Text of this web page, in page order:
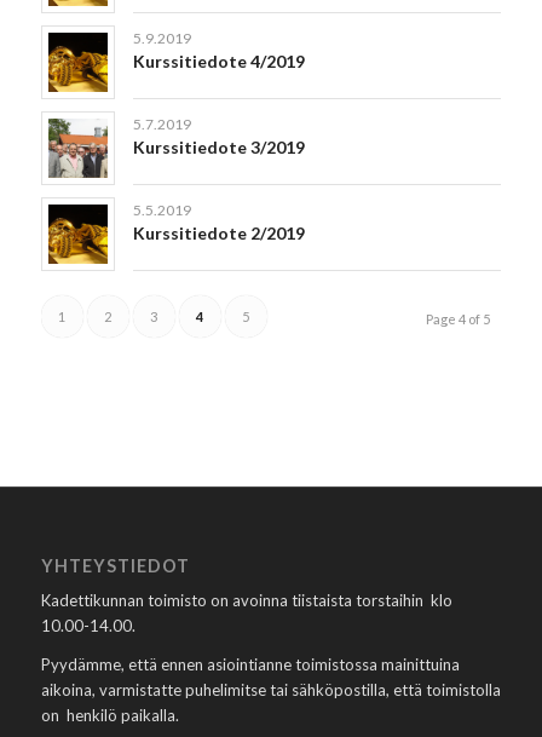
5.9.2019
Kurssitiedote 4/2019
5.7.2019
Kurssitiedote 3/2019
5.5.2019
Kurssitiedote 2/2019
Page 4 of 5
1 2 3 4 5
YHTEYSTIEDOT
Kadettikunnan toimisto on avoinna tiistaista torstaihin klo
10.00-14.00.
Pyydämme, että ennen asiointianne toimistossa mainittuina
aikoina, varmistatte puhelimitse tai sähköpostilla, että toimistolla
on henkilö paikalla.